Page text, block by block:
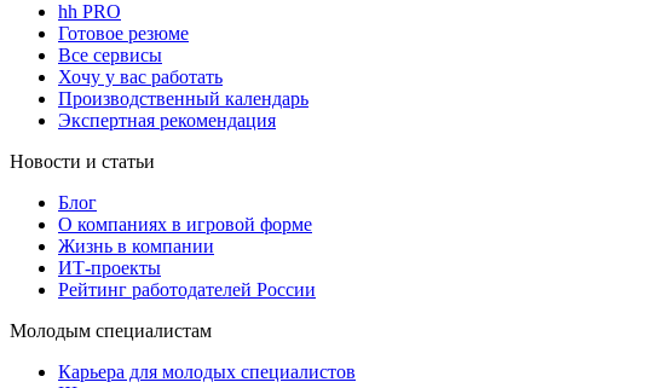
hh PRO
Готовое резюме
Все сервисы
Хочу у вас работать
Производственный календарь
Экспертная рекомендация
Новости и статьи
Блог
О компаниях в игровой форме
Жизнь в компании
ИТ-проекты
Рейтинг работодателей России
Молодым специалистам
Карьера для молодых специалистов